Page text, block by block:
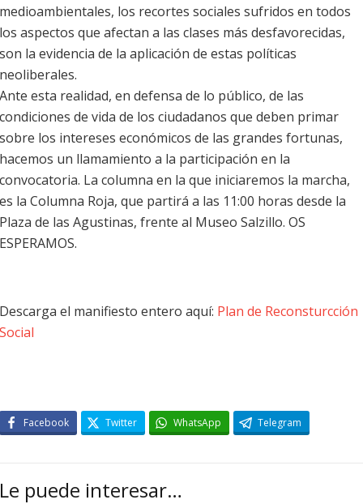
medioambientales, los recortes sociales sufridos en todos
los aspectos que afectan a las clases más desfavorecidas,
son la evidencia de la aplicación de estas políticas
neoliberales.
Ante esta realidad, en defensa de lo público, de las
condiciones de vida de los ciudadanos que deben primar
sobre los intereses económicos de las grandes fortunas,
hacemos un llamamiento a la participación en la
convocatoria. La columna en la que iniciaremos la marcha,
es la Columna Roja, que partirá a las 11:00 horas desde la
Plaza de las Agustinas, frente al Museo Salzillo. OS
ESPERAMOS.
Descarga el manifiesto entero aquí: Plan de Reconsturcción
Social
Facebook Twitter WhatsApp Telegram
Le puede interesar…